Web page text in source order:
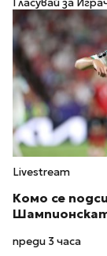
Гласувай за
Livestream
Комо се
преди 3 часа